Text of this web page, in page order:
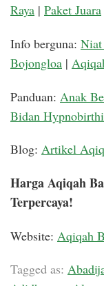
Raya | Paket Juara
Info berguna:
Bojongloa |
Panduan: Anak
Bidan
Blog: Artikel
Harga Aqiqah
Terpercaya!
Website: Aqiqah
Tagged as: